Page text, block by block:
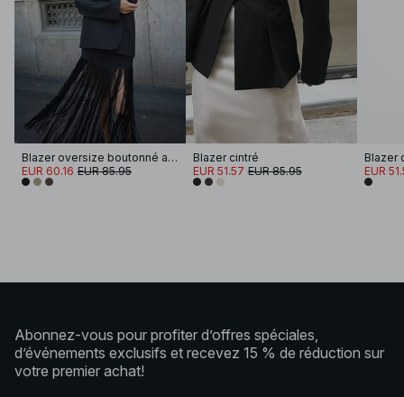
Blazer oversize boutonné au dos
EUR 60.16 EUR 85.95
Blazer cintré
EUR 51.57 EUR 85.95
Blazer
EUR
Abonnez-vous pour profiter d’offres spéciales,
d’événements exclusifs et recevez 15 % de réduction sur
votre premier achat!